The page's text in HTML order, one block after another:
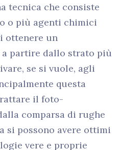
tecnica che consiste
o più agenti chimici
ottenere un
partire dallo strato più
se si vuole, agli
questa
il foto-
comparsa di rughe
si possono avere ottimi
vere e proprie